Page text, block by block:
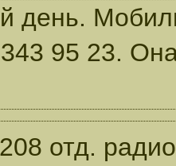
день.
95 23.
208 отд.